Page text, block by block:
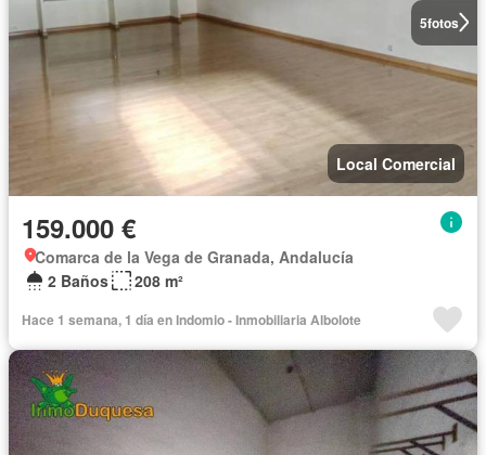
5fotos
Local Comercial
159.000 €
Comarca de la Vega de Granada, Andalucía
2 Baños
208 m²
Hace 1 semana, 1 día en Indomio - Inmobiliaria Albolote